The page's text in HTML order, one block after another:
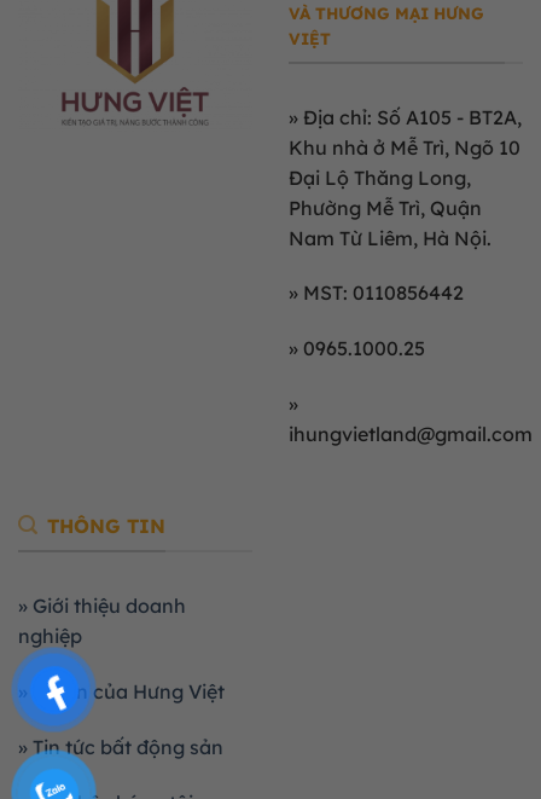
VÀ THƯƠNG MẠI HƯNG
VIỆT
» Địa chỉ: Số A105 - BT2A,
Khu nhà ở Mễ Trì, Ngõ 10
Đại Lộ Thăng Long,
Phường Mễ Trì, Quận
Nam Từ Liêm, Hà Nội.
» MST: 0110856442
» 0965.1000.25
»
ihungvietland@gmail.com
THÔNG TIN
» Giới thiệu doanh
nghiệp
» Dự án của Hưng Việt
» Tin tức bất động sản